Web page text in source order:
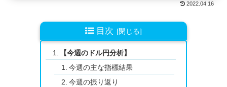
2022.04.16
目次
【今週のドル円分析】
今週の主な指標結果
今週の振り返り